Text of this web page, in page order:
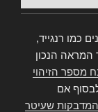
כמו רנגייד,
המראה הנכון
מספר הזיהוי
אם
שעיטר